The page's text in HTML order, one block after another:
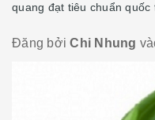
quang đạt tiêu chuẩn quốc
Đăng bởiChi Nhung